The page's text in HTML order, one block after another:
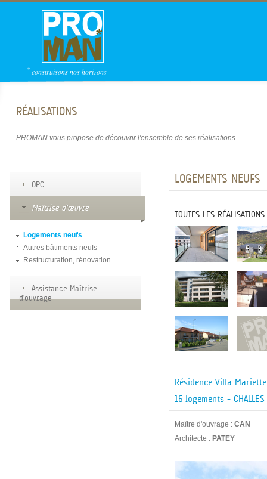
* construisons nos horizons
RÉALISATIONS
PROMAN vous propose de découvrir l'ensemble de ses réalisations
OPC
Maîtrise d’œuvre
Logements neufs
Autres bâtiments neufs
Restructuration, rénovation
Assistance Maîtrise
d'ouvrage
LOGEMENTS NEUFS
TOUTES LES RÉALISATIONS
Résidence Villa Mariette
16 logements - CHALLES
Maître d'ouvrage : CAN
Architecte : PATEY